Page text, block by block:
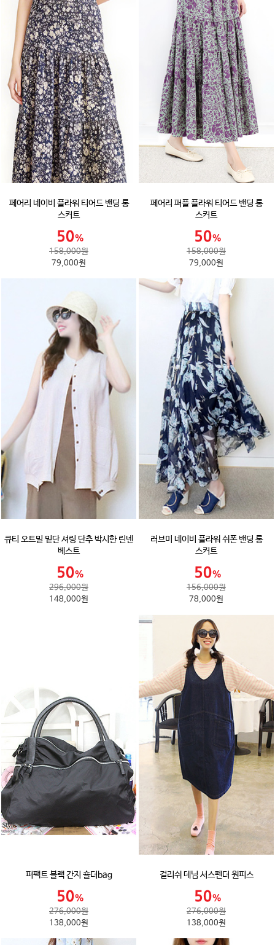
페어리 네이비 플라워 티어드 밴딩 롱
스커트
158,000원
79,000원
페어리 퍼플 플라워 티어드 밴딩 롱
스커트
158,000원
79,000원
큐티 오트밀 밑단 셔링 단추 박시한 린넨
베스트
296,000원
148,000원
러브미 네이비 플라워 쉬폰 밴딩 롱
스커트
156,000원
78,000원
퍼팩트 블랙 간지 숄더bag
276,000원
138,000원
걸리쉬 데님 서스펜더 원피스
276,000원
138,000원